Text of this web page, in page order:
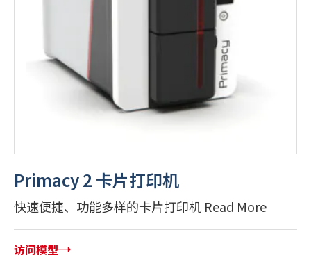
Primacy 2 卡片打印机
快速便捷、功能多样的卡片打印机 Read More
访问模型